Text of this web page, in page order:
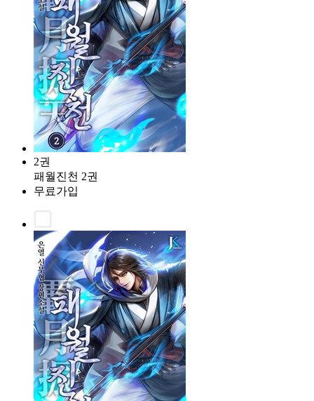
2권
패월진천 2권
무료가입